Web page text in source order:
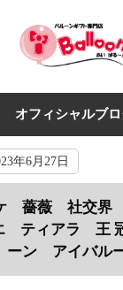
オフィシャルブ
年6月27日
ケ 薔薇 社交
ティアラ 王
ーン アイバル